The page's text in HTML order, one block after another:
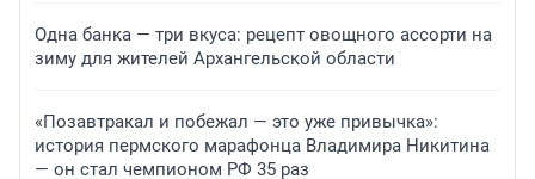
Одна банка — три вкуса: рецепт овощного ассорти на
зиму для жителей Архангельской области
«Позавтракал и побежал — это уже привычка»:
история пермского марафонца Владимира Никитина
— он стал чемпионом РФ 35 раз